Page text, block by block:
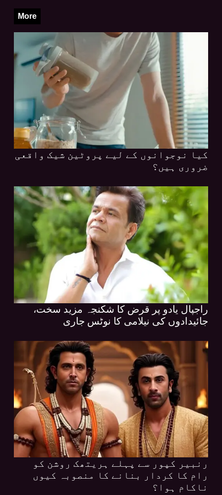
More
کیا نوجوانوں کے لیے پروٹین شیک واقعی
ضروری ہیں؟
راجپال یادو پر قرض کا شکنجہ مزید سخت،
جائیدادوں کی نیلامی کا نوٹس جاری
رنبیر کپور سے پہلے ہریتھک روشن کو
رام کا کردار بنانے کا منصوبہ کیوں
ناکام ہوا؟